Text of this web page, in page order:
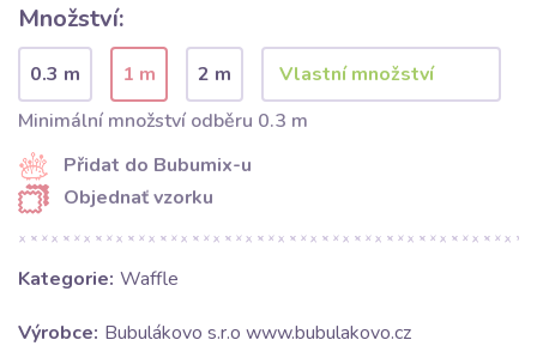
Množství:
0.3 m 1 m
2 m
Minimální množství odběru 0.3 m
Přidat do Bubumix-u
Objednať vzorku
Kategorie: Waffle
Výrobce: Bubulákovo s.r.o www.bubulakovo.cz